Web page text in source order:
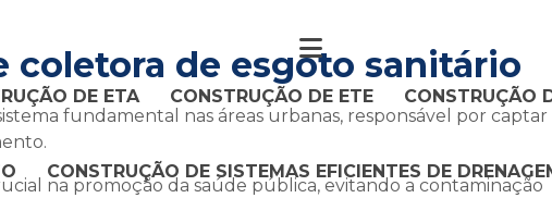
DE ETA CONSTRUÇÃO DE ETE CONSTRUÇÃO
CONSTRUÇÃO DE SISTEMAS EFICIENTES DE
coletora de esgoto sanitário
fundamental nas áreas urbanas, responsável por captar
na promoção da saúde pública, evitando a contaminação